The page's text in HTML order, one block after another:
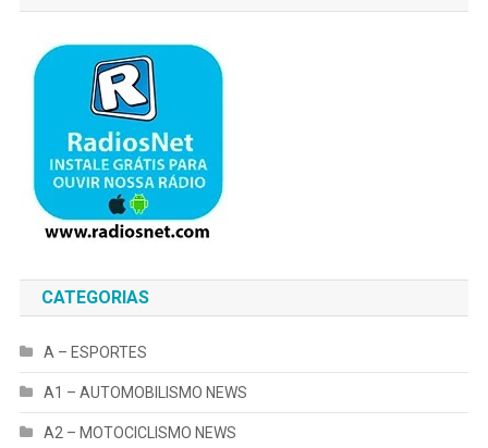
CATEGORIAS
A – ESPORTES
A1 – AUTOMOBILISMO NEWS
A2 – MOTOCICLISMO NEWS